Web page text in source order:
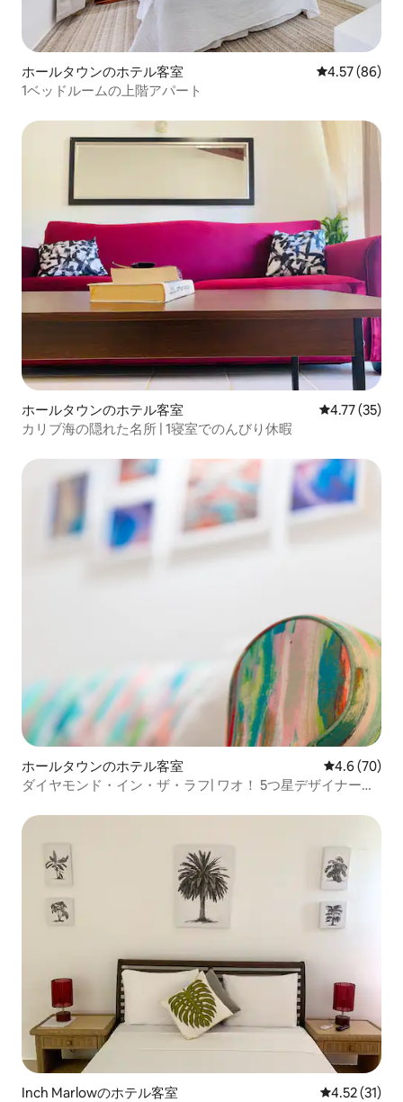
ホールタウンのホテル客室 レビュー86
4.57 (86)
1ベッドルームの上階アパート
ホールタウンのホテル客室 レビュー35
4.77 (35)
カリブ海の隠れた名所 | 1寝室でのんびり休暇
ホールタウンのホテル客室 レビュー70
4.6 (70)
ダイヤモンド・イン・ザ・ラフ| ワオ！ 5つ星デザイナーコ
Inch Marlowのホテル客室 レビュー31
4.52 (31)